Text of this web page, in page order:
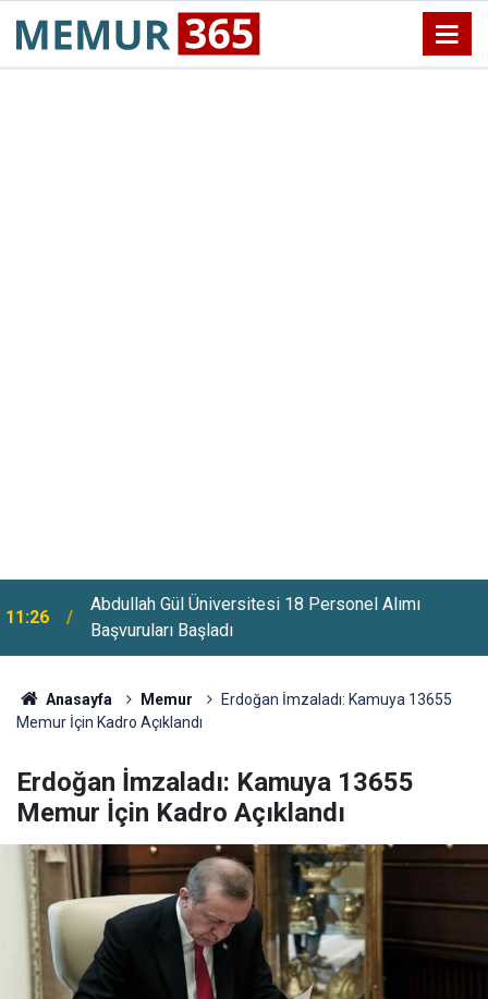
11:26
Abdullah Gül Üniversitesi 18 Personel Alımı
Başvuruları Başladı
Anasayfa Memur
Erdoğan İmzaladı: Kamuya 13655
Memur İçin Kadro Açıklandı
Erdoğan İmzaladı: Kamuya 13655
Memur İçin Kadro Açıklandı